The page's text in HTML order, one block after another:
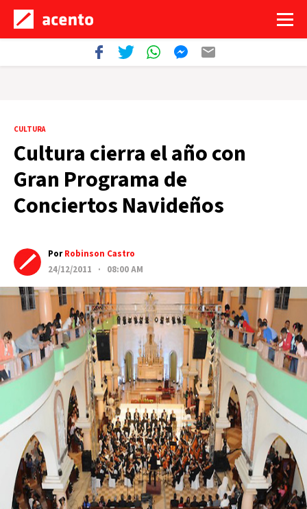
CULTURA
Cultura cierra el año con
Gran Programa de
Conciertos Navideños
PorRobinson Castro
24/12/2011 · 08:00 AM